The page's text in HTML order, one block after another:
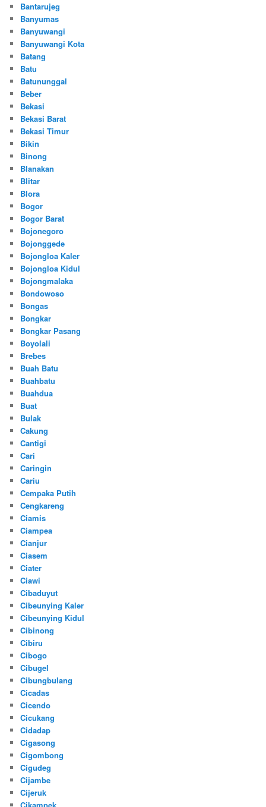
Bantarujeg
Banyumas
Banyuwangi
Banyuwangi Kota
Batang
Batu
Batununggal
Beber
Bekasi
Bekasi Barat
Bekasi Timur
Bikin
Binong
Blanakan
Blitar
Blora
Bogor
Bogor Barat
Bojonegoro
Bojonggede
Bojongloa Kaler
Bojongloa Kidul
Bojongmalaka
Bondowoso
Bongas
Bongkar
Bongkar Pasang
Boyolali
Brebes
Buah Batu
Buahbatu
Buahdua
Buat
Bulak
Cakung
Cantigi
Cari
Caringin
Cariu
Cempaka Putih
Cengkareng
Ciamis
Ciampea
Cianjur
Ciasem
Ciater
Ciawi
Cibaduyut
Cibeunying Kaler
Cibeunying Kidul
Cibinong
Cibiru
Cibogo
Cibugel
Cibungbulang
Cicadas
Cicendo
Cicukang
Cidadap
Cigasong
Cigombong
Cigudeg
Cijambe
Cijeruk